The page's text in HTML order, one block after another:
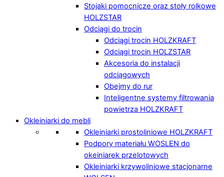
Stojaki pomocnicze oraz stoły rolkowe
HOLZSTAR
Odciągi do trocin
Odciągi trocin HOLZKRAFT
Odciągi trocin HOLZSTAR
Akcesoria do instalacji
odciągowych
Obejmy do rur
Inteligentne systemy filtrowania
powietrza HOLZKRAFT
Okleiniarki do mebli
Okleiniarki prostoliniowe HOLZKRAFT
Podpory materiału WOSLEN do
okeiniarek przelotowych
Okleiniarki krzywoliniowe stacjonarne